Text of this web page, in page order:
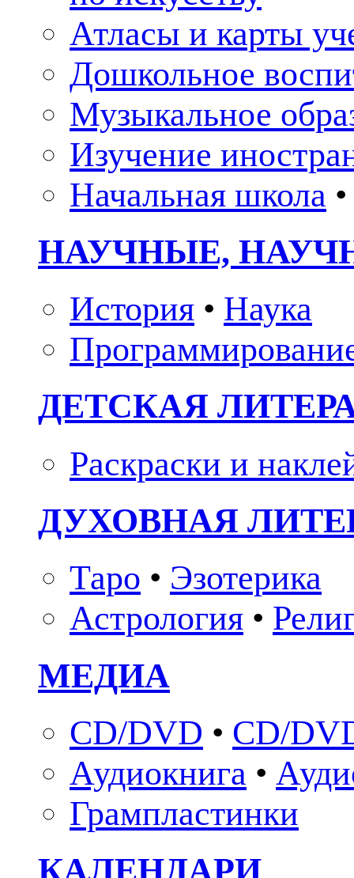
Атласы и карты
Дошкольное
Музыкальное
Изучение
Начальная школа •
НАУЧНЫЕ,
История • Наука
ДЕТСКАЯ
Раскраски и
ДУХОВНАЯ
Таро • Эзотерика
Астрология •
МЕДИА
CD/DVD • CD/
Аудиокнига •
Грампластинки